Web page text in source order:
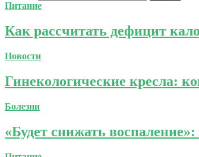
Питание
Как рассчитать дефицит
Новости
Гинекологические кресла:
Болезни
«Будет снижать